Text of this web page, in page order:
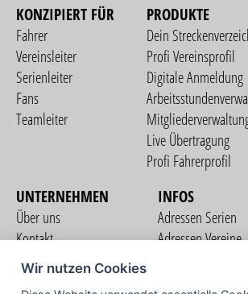
KONZIPIERT FÜR
Fahrer
Vereinsleiter
Serienleiter
Fans
Teamleiter
PRODUKTE
Dein
Profi Vereinsprofil
Digitale Anmeldung
Live Übertragung
Profi Fahrerprofil
UNTERNEHMEN
Über uns
Kontakt
Nutzungsbedingungen
Datenschutzerklärung
INFOS
Adressen Serien
Adressen Vereine
Wir nutzen Cookies